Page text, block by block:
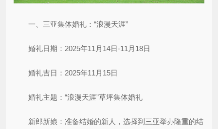
一、三亚集体婚礼：“浪漫天涯”
婚礼日期：2025年11月14日-11月18日
婚礼吉日：2025年11月15日
婚礼主题：“浪漫天涯”草坪集体婚礼
新郎新娘：准备结婚的新人，选择到三亚举办隆重的结